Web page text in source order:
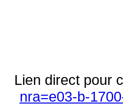
Lien direct pour
nra=e03-b-